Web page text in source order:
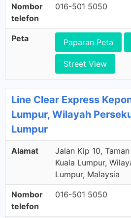
Nombor
telefon
016-501 5050
Peta Paparan Peta
Street View
Line Clear Express
Lumpur, Wilayah
Lumpur
Alamat
Jalan Kip 10,
Kuala Lumpur,
Lumpur, Malaysia
Nombor
telefon
016-501 5050